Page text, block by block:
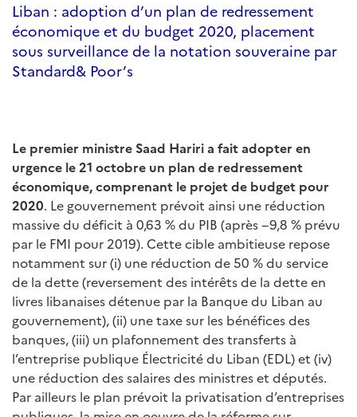
Liban : adoption d’un plan de redressement
économique et du budget 2020, placement
sous surveillance de la notation souveraine par
Standard& Poor’s
Le premier ministre Saad Hariri a fait adopter en
urgence le 21 octobre un plan de redressement
économique, comprenant le projet de budget pour
2020. Le gouvernement prévoit ainsi une réduction
massive du déficit à 0,63 % du PIB (après −9,8 % prévu
par le FMI pour 2019). Cette cible ambitieuse repose
notamment sur (i) une réduction de 50 % du service
de la dette (reversement des intérêts de la dette en
livres libanaises détenue par la Banque du Liban au
gouvernement), (ii) une taxe sur les bénéfices des
banques, (iii) un plafonnement des transferts à
l’entreprise publique Électricité du Liban (EDL) et (iv)
une réduction des salaires des ministres et députés.
Par ailleurs le plan prévoit la privatisation d’entreprises